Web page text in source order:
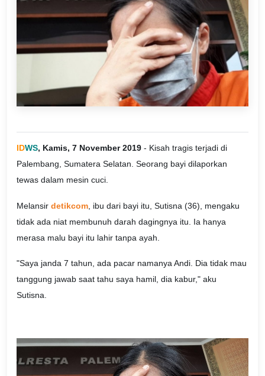
IDWS, Kamis, 7 November 2019 - Kisah tragis terjadi di
Palembang, Sumatera Selatan. Seorang bayi dilaporkan
tewas dalam mesin cuci.
Melansir detikcom , ibu dari bayi itu, Sutisna (36), mengaku
tidak ada niat membunuh darah dagingnya itu. Ia hanya
merasa malu bayi itu lahir tanpa ayah.
"Saya janda 7 tahun, ada pacar namanya Andi. Dia tidak mau
tanggung jawab saat tahu saya hamil, dia kabur," aku
Sutisna.